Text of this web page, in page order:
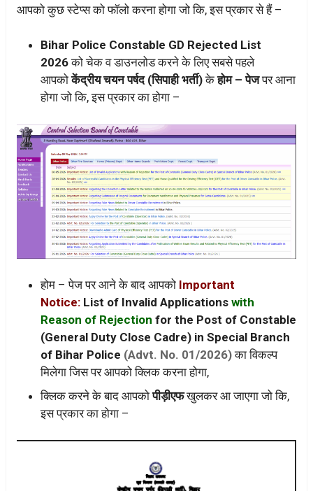
आपको कुछ स्टेप्स को फॉलो करना होगा जो कि, इस प्रकार से हैं –
Bihar Police Constable GD Rejected List
2026को चेक व डाउनलोड करने के लिए सबसे पहले
आपकोकेंद्रीय चयन पर्षद (सिपाही भर्ती)केहोम – पेजपर आना
होगा जो कि, इस प्रकार का होगा –
होम – पेज पर आने के बाद आपको Important
Notice: List of Invalid Applications with
Reason of Rejection for the Post of Constable
(General Duty Close Cadre) in Special Branch
of Bihar Police (Advt. No. 01/2026)का विकल्प
मिलेगा जिस पर आपको क्लिक करना होगा,
क्लिक करने के बाद आपकोपीड़ीएफखुलकर आ जाएगा जो कि,
इस प्रकार का होगा –